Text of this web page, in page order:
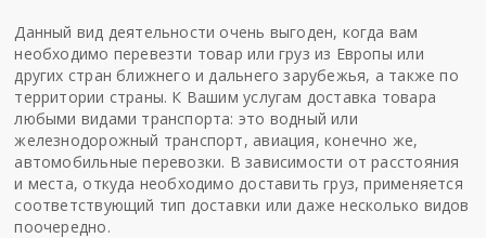
Данный вид деятельности очень выгоден, когда вам
необходимо перевезти товар или груз из Европы или
других стран ближнего и дальнего зарубежья, а также по
территории страны. К Вашим услугам доставка товара
любыми видами транспорта: это водный или
железнодорожный транспорт, авиация, конечно же,
автомобильные перевозки. В зависимости от расстояния
и места, откуда необходимо доставить груз, применяется
соответствующий тип доставки или даже несколько видов
поочередно.